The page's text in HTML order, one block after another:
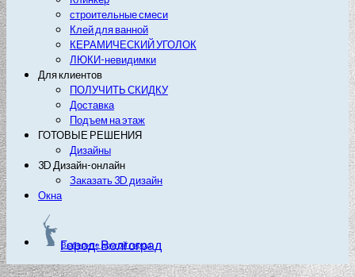
строительные смеси
Клей для ванной
КЕРАМИЧЕСКИЙ УГОЛОК
ЛЮКИ-невидимки
Для клиентов
ПОЛУЧИТЬ СКИДКУ
Доставка
Подъем на этаж
ГОТОВЫЕ РЕШЕНИЯ
Дизайны
3D Дизайн-онлайн
Заказать 3D дизайн
Окна
Город: Волгоград
Выберите другой город